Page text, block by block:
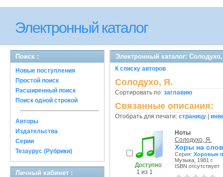
Электронный каталог
Поиск :
Новые поступления
Простой поиск
Расширенный поиск
Поиск одной строкой
Авторы
Издательства
Серии
Тезаурус (Рубрики)
Личный кабинет :
Электронный каталог:
К списку авторов
Солодухо, Я.
Сортировать по: заглавию
Связанные описания:
Отобрать для печати: страницу
Доступно
1 из 1
Ноты
Солодухо, Я.
Хоры на
Серия: Хоровые
Музыка, 1981 г.
ISBN отсутствует